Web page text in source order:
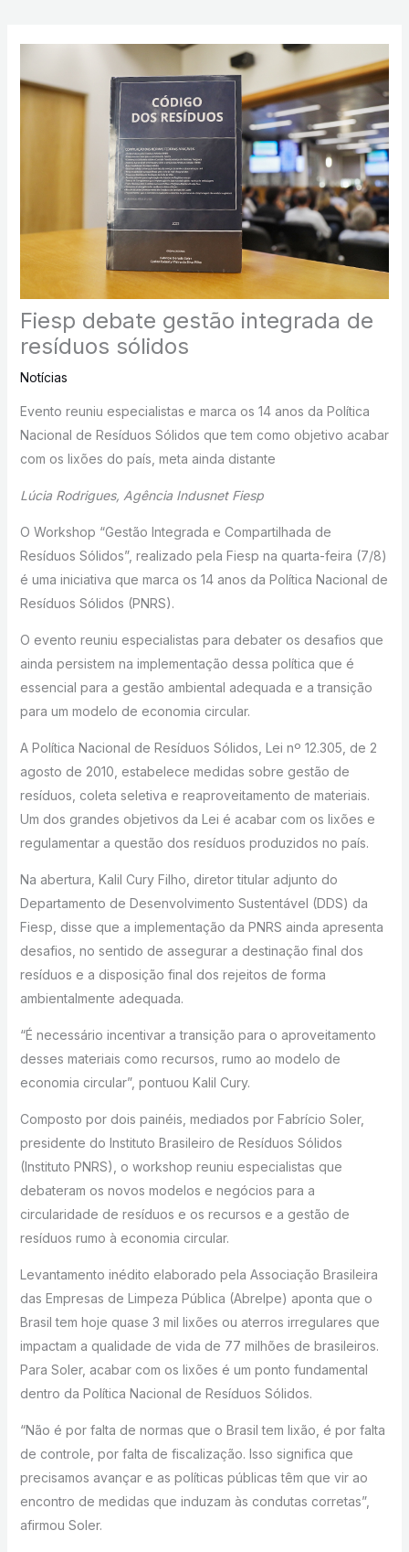
Fiesp debate gestão integrada de
resíduos sólidos
Notícias
Evento reuniu especialistas e marca os 14 anos da Política
Nacional de Resíduos Sólidos que tem como objetivo acabar
com os lixões do país, meta ainda distante
Lúcia Rodrigues, Agência Indusnet Fiesp
O Workshop “Gestão Integrada e Compartilhada de
Resíduos Sólidos”, realizado pela Fiesp na quarta-feira (7/8)
é uma iniciativa que marca os 14 anos da Política Nacional de
Resíduos Sólidos (PNRS).
O evento reuniu especialistas para debater os desafios que
ainda persistem na implementação dessa política que é
essencial para a gestão ambiental adequada e a transição
para um modelo de economia circular.
A Política Nacional de Resíduos Sólidos, Lei nº 12.305, de 2
agosto de 2010, estabelece medidas sobre gestão de
resíduos, coleta seletiva e reaproveitamento de materiais.
Um dos grandes objetivos da Lei é acabar com os lixões e
regulamentar a questão dos resíduos produzidos no país.
Na abertura, Kalil Cury Filho, diretor titular adjunto do
Departamento de Desenvolvimento Sustentável (DDS) da
Fiesp, disse que a implementação da PNRS ainda apresenta
desafios, no sentido de assegurar a destinação final dos
resíduos e a disposição final dos rejeitos de forma
ambientalmente adequada.
“É necessário incentivar a transição para o aproveitamento
desses materiais como recursos, rumo ao modelo de
economia circular”, pontuou Kalil Cury.
Composto por dois painéis, mediados por Fabrício Soler,
presidente do Instituto Brasileiro de Resíduos Sólidos
(Instituto PNRS), o workshop reuniu especialistas que
debateram os novos modelos e negócios para a
circularidade de resíduos e os recursos e a gestão de
resíduos rumo à economia circular.
Levantamento inédito elaborado pela Associação Brasileira
das Empresas de Limpeza Pública (Abrelpe) aponta que o
Brasil tem hoje quase 3 mil lixões ou aterros irregulares que
impactam a qualidade de vida de 77 milhões de brasileiros.
Para Soler, acabar com os lixões é um ponto fundamental
dentro da Política Nacional de Resíduos Sólidos.
“Não é por falta de normas que o Brasil tem lixão, é por falta
de controle, por falta de fiscalização. Isso significa que
precisamos avançar e as políticas públicas têm que vir ao
encontro de medidas que induzam às condutas corretas”,
afirmou Soler.